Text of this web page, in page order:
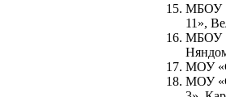
МБОУ
11»,
МБОУ
МОУ
МОУ